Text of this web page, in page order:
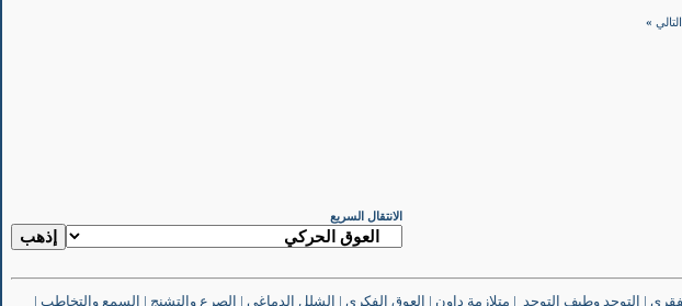
»
الانتقال السريع
| التوحد وطيف التوحد | متلازمة داون | العوق الفكري | الشلل الدماغي | الصرع والتشنج | السمع والتخاطب |